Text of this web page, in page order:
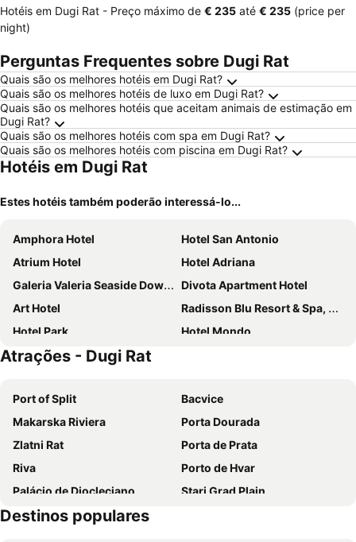
Hotéis em Dugi Rat - Preço máximo de ‎€ 235 até ‎€ 235 (price per
night)
Perguntas Frequentes sobre Dugi Rat
Quais são os melhores hotéis em Dugi Rat?
Quais são os melhores hotéis de luxo em Dugi Rat?
Quais são os melhores hotéis que aceitam animais de estimação em
Dugi Rat?
Quais são os melhores hotéis com spa em Dugi Rat?
Quais são os melhores hotéis com piscina em Dugi Rat?
Hotéis em Dugi Rat
Estes hotéis também poderão interessá-lo...
Amphora Hotel
Hotel San Antonio
Atrium Hotel
Hotel Adriana
Galeria Valeria Seaside Downtown - MAG Quaint & Elegant Boutique Hotels
Divota Apartment Hotel
Art Hotel
Radisson Blu Resort & Spa, Split
Hotel Park
Hotel Mondo
GARDEN APARTMENT HOTEL
Cornaro Hotel
Le Méridien Lav, Split
Balatura The Fine Bed&Breakfast Split
Heritage Palace Varos
Boban Luxury Suites
Waterman Beach Village
Hotel Split Inn by President
Hotel Marul
Hotel Elu Iris
Plaza Marchi Old Town - MAG Quaint & Elegant Boutique Hotels
Holiday Village Sagitta
Atrações - Dugi Rat
Port of Split
Bacvice
Makarska Riviera
Porta Dourada
Zlatni Rat
Porta de Prata
Riva
Porto de Hvar
Palácio de Diocleciano
Stari Grad Plain
Tucepi beach
Destinos populares